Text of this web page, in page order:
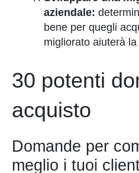
aziendale:
bene per quegli
migliorato aiuterà
30 potenti
acquisto
Domande per
meglio i tuoi